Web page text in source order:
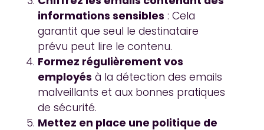
informations sensibles : Cela
garantit que seul le destinataire
prévu peut lire le contenu.
Formez régulièrement vos
employés à la détection des emails
malveillants et aux bonnes pratiques
de sécurité.
Mettez en place une politique de